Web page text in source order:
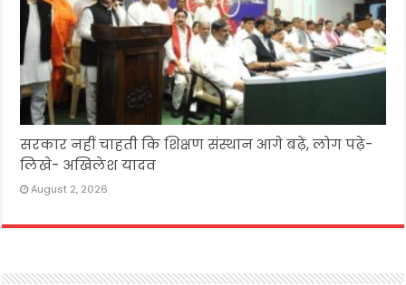
सरकार नहीं चाहती कि शिक्षण संस्थान आगे बढ़ें, लोग पढ़े-
लिखे- अखिलेश यादव
August 2, 2026